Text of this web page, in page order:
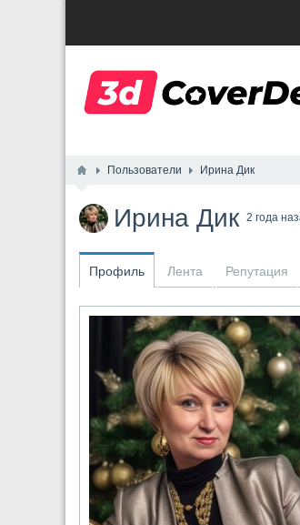
Пользователи Ирина Дик
Ирина Дик 2 года
Профиль Лента Репутация